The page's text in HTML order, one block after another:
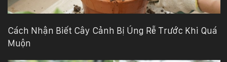
Cách Nhận Biết Cây Cảnh Bị Úng Rễ Trước Khi Quá
Muộn